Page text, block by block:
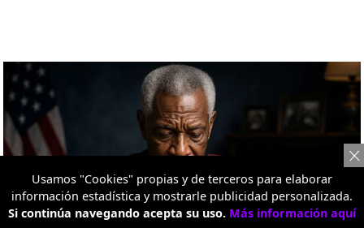
Usamos "Cookies" propias y de terceros para elaborar
información estadística y mostrarle publicidad personalizada.
Si continúa navegando acepta su uso. Más información aquí